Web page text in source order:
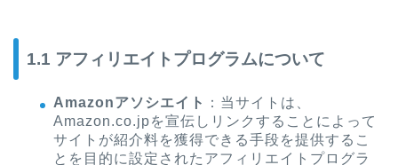
1.1 アフィリエイトプログラムについて
Amazonアソシエイト
：当サイトは、
Amazon.co.jpを宣伝しリンクすることによって
サイトが紹介料を獲得できる手段を提供するこ
とを目的に設定されたアフィリエイトプログラ